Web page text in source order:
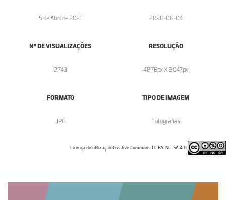
5 de Abril de 2021 2020-06-04
Nº DE VISUALIZAÇÕES
2743
RESOLUÇÃO
4876px X 3047px
FORMATO
.JPG
TIPO DE IMAGEM
Fotografias
Licença de utilização Creative Commons CC BY-NC-SA 4.0